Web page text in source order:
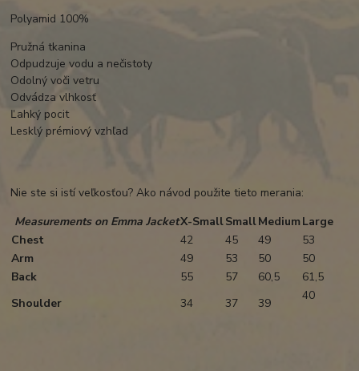
Polyamid 100%
Pružná tkanina
Odpudzuje vodu a nečistoty
Odolný voči vetru
Odvádza vlhkosť
Ľahký pocit
Lesklý prémiový vzhľad
Nie ste si istí veľkosťou? Ako návod použite tieto merania:
Measurements on Emma JacketX-SmallSmallMediumLarge
Chest
42 45 49
53
Arm
49 53 50
50
Back
55 57 60,5
61,5
Shoulder
34 37 39
40